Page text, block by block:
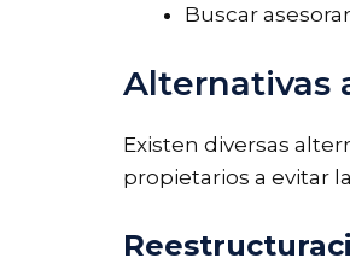
Buscar
Alternativas
Existen diversas
propietarios a evitar